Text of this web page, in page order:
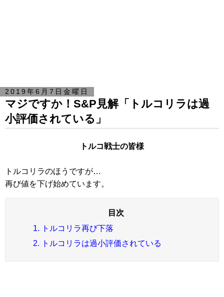
2019年6月7日金曜日
マジですか！S&P見解「トルコリラは過
小評価されている」
トルコ戦士の皆様
トルコリラのほうですが…
再び値を下げ始めています。
1. トルコリラ再び下落
2. トルコリラは過小評価されている